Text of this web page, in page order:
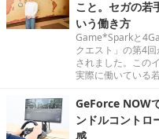
こと。セガの若
いう働き方
Game*Sparkと
クエスト」の第4
されました。この
実際に働いている
GeForce NOW
ンドルコントロ